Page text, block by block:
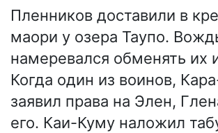
Пленников доставили в
маори у озера Таупо.
намеревался обменять их
Когда один из воинов,
заявил права на Элен,
его. Каи-Куму наложил